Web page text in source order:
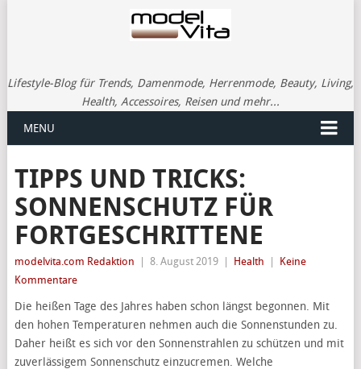
Lifestyle-Blog für Trends, Damenmode, Herrenmode, Beauty, Living,
Health, Accessoires, Reisen und mehr...
MENU
TIPPS UND TRICKS:
SONNENSCHUTZ FÜR
FORTGESCHRITTENE
modelvita.com Redaktion 8. August 2019 Health
Keine
Kommentare
Die heißen Tage des Jahres haben schon längst begonnen. Mit
den hohen Temperaturen nehmen auch die Sonnenstunden zu.
Daher heißt es sich vor den Sonnenstrahlen zu schützen und mit
zuverlässigem Sonnenschutz einzucremen. Welche